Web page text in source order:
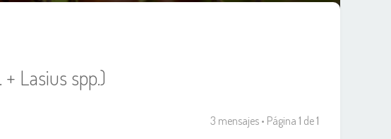
Lasius spp.)
3 mensajes • Página 1 de1